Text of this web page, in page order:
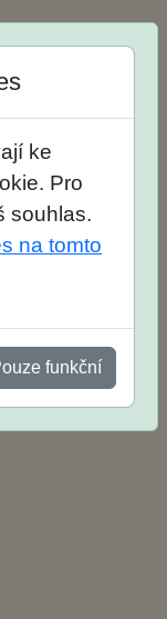
ke
Pro
souhlas.
na tomto
funkční